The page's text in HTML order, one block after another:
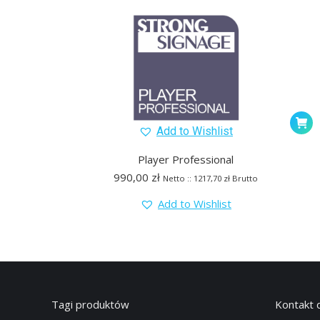
Add to Wishlist
Player Professional
990,00 zł Netto :: 1217,70 zł Brutto
Add to Wishlist
Tagi produktów Kontakt